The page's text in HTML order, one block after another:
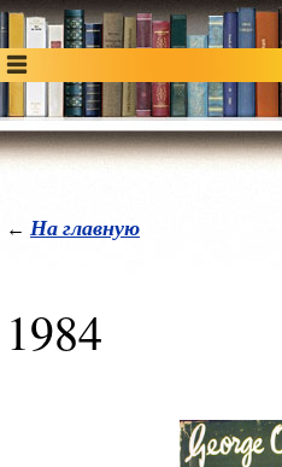
← На главную
1984